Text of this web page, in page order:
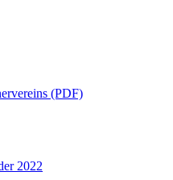
(PDF)
2022